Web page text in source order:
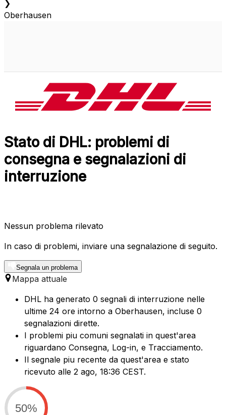
❯
Oberhausen
Stato di DHL: problemi di
consegna e segnalazioni di
interruzione
Nessun problema rilevato
In caso di problemi, inviare una segnalazione di seguito.
Segnala un problema
Mappa attuale
DHL ha generato 0 segnali di interruzione nelle
ultime 24 ore intorno a Oberhausen, incluse 0
segnalazioni dirette.
I problemi piu comuni segnalati in quest'area
riguardano Consegna, Log-in, e Tracciamento.
Il segnale piu recente da quest'area e stato
ricevuto alle 2 ago, 18:36 CEST.
50%